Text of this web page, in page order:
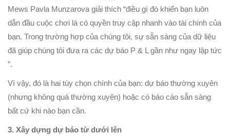
Mews Pavla Munzarova giải thích “điều gì đó khiến bạn luôn
dẫn đầu cuộc chơi là có quyền truy cập nhanh vào tài chính của
bạn. Trong trường hợp của chúng tôi, sự sẵn sàng của dữ liệu
đã giúp chúng tôi đưa ra các dự báo P & L gần như ngay lập tức
”.
Vì vậy, đó là hai tùy chọn chính của bạn: dự báo thường xuyên
(nhưng không quá thường xuyên) hoặc có báo cáo sẵn sàng
bất cứ khi nào bạn cần.
3. Xây dựng dự báo từ dưới lên